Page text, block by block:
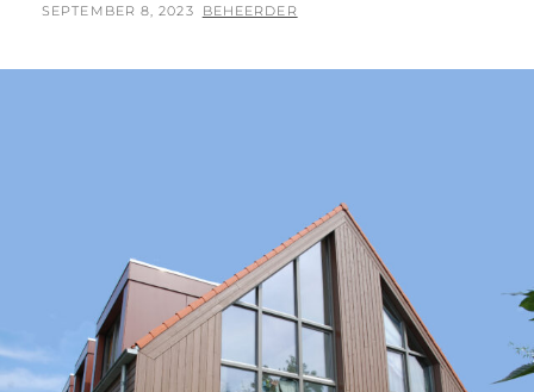
POSTED
SEPTEMBER 8, 2023 BY
BEHEERDER